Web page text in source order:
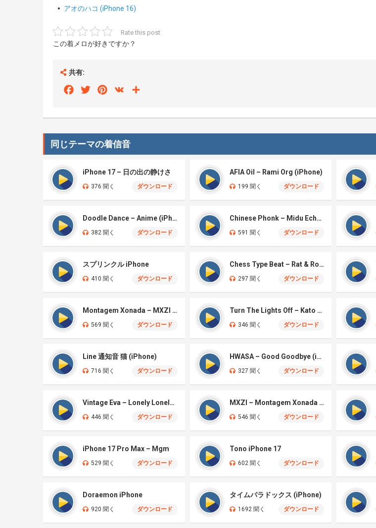
アオのハコ (iPhone 16)
Rate this post
この着メロが好きですか？
共有:
FacebookTwitterPinterest
VK
同じテーマの着信音
iPhone 17 – 日の出の静けさ
376 聞く ダウンロード
AFIA Oil – Rami Org (iPhone)
199 聞く ダウンロード
Doodle Dance – Anime (iPhone)
382 聞く ダウンロード
Chinese Phonk – Midu Echoing (Marimba)
591 聞く ダウンロード
スプリンクル iPhone
410 聞く ダウンロード
Chess Type Beat – Rat & Roblox Dance (iPhone)
297 聞く ダウンロード
Montagem Xonada – MXZI (iPhone)
569 聞く ダウンロード
Turn The Lights Off – Kato (iPhone)
346 聞く ダウンロード
Line 通知音 猫 (iPhone)
716 聞く ダウンロード
HWASA – Good Goodbye (iPhone)
327 聞く ダウンロード
Vintage Eva – Lonely Lonely (iPhone)
446 聞く ダウンロード
MXZI – Montagem Xonada (iPhone)
546 聞く ダウンロード
iPhone 17 Pro Max – Mgm
529 聞く ダウンロード
Tono iPhone 17
602 聞く ダウンロード
Doraemon iPhone
920 聞く ダウンロード
タイムパラドックス (iPhone)
1692 聞く ダウンロード